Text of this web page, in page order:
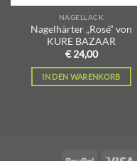
NAGELLACK
Nagelhärter „Rosé“ von
KURE BAZAAR
€ 24,00
IN DEN WARENKORB